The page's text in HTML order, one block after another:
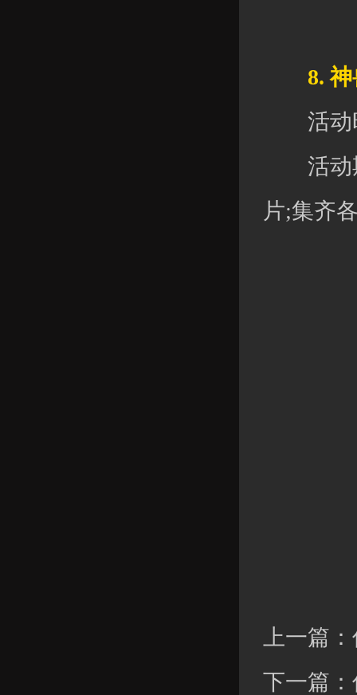
8. 神
活动时
活动期
片;集齐
上一篇：
下一篇：